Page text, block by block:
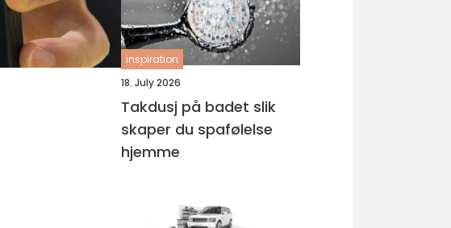
inspiration
18. July 2026
Takdusj på badet slik
skaper du spafølelse
hjemme